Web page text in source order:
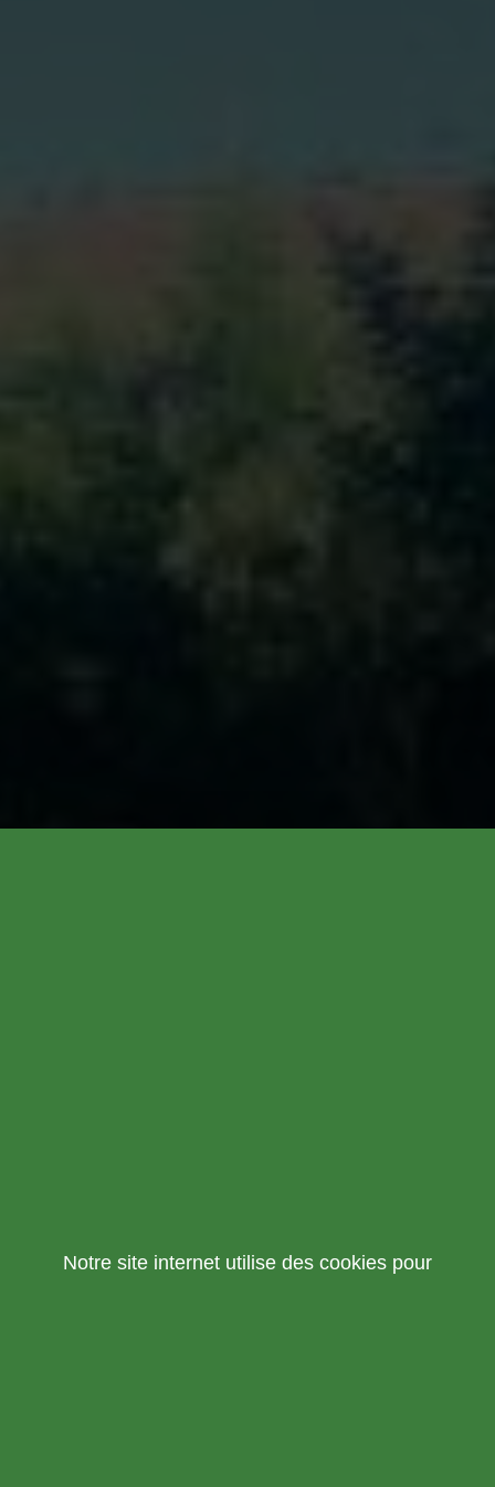
Notre site internet utilise des cookies pour